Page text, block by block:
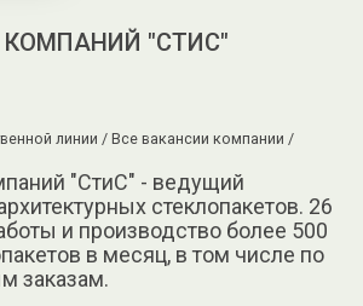
КОМПАНИЙ "СТИС"
линии / Все вакансии компании /
"СтиС" - ведущий
стеклопакетов. 26
и производство более 500
в месяц, в том числе по
заказам.